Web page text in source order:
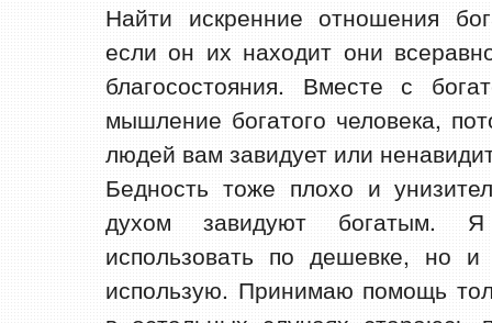
Найти искренние отношения
если он их находит они
благосостояния. Вместе с
мышление богатого человека,
людей вам завидует или
Бедность тоже плохо и
духом завидуют богатым.
использовать по дешевке, но
использую. Принимаю помощь